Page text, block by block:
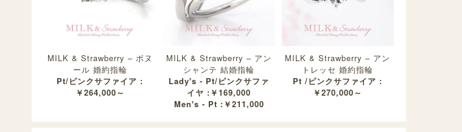
MILK & Strawberry – ボヌ
ール 婚約指輪
Pt/ピンクサファイア :
￥264,000～
MILK & Strawberry – アン
シャンテ 結婚指輪
Lady's - Pt/ピンクサファ
イヤ :￥169,000
Men's - Pt :￥211,000
MILK & Strawberry – アン
トレッセ 婚約指輪
Pt /ピンクサファイア :
￥270,000～